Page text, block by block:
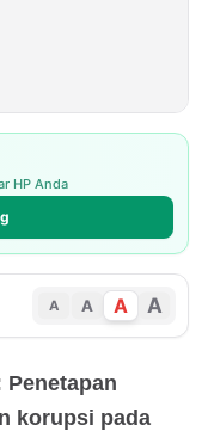
HP Anda
A A A A
Penetapan
korupsi pada